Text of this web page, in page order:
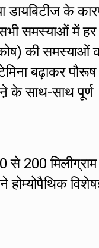
डायबिटीज के
समस्याओं में
की समस्याओं
बढ़ाकर पौरूष
के साथ-साथ पूर्ण
200 मिलीग्राम